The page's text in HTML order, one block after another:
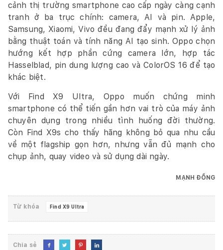
cảnh thị trường smartphone cao cấp ngày càng cạnh
tranh ở ba trục chính: camera, AI và pin. Apple,
Samsung, Xiaomi, Vivo đều đang đẩy mạnh xử lý ảnh
bằng thuật toán và tính năng AI tạo sinh. Oppo chọn
hướng kết hợp phần cứng camera lớn, hợp tác
Hasselblad, pin dung lượng cao và ColorOS 16 để tạo
khác biệt.
Với Find X9 Ultra, Oppo muốn chứng minh
smartphone có thể tiến gần hơn vai trò của máy ảnh
chuyên dụng trong nhiều tình huống đời thường.
Còn Find X9s cho thấy hãng không bỏ qua nhu cầu
về một flagship gọn hơn, nhưng vẫn đủ mạnh cho
chụp ảnh, quay video và sử dụng dài ngày.
MẠNH ĐỒNG
Từ khóa Find X9 Ultra
Chia sẻ    